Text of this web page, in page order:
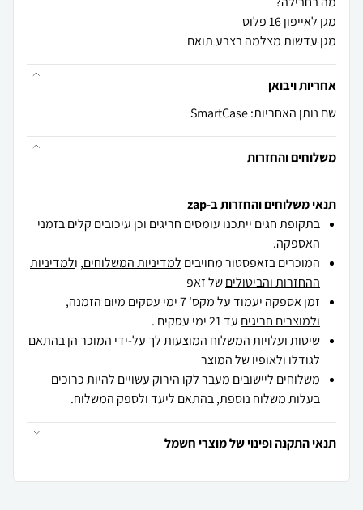
מגן עדשות מצלמה בצבע תואם
אחריות ויבואן
שם נותן האחריות: SmartCase
משלוחים והחזרות
תנאי משלוחים והחזרות ב-zap
בתקופת חגים ייתכנו עומסים חריגים וכן עיכובים קלים בזמני
האספקה.
המוכרים בזאפסטור מחויבים למדיניות המשלוחים, ולמדיניות
ההחזרות והביטוליםשל זאפ
זמן אספקה יעמוד על מקס' 7 ימי עסקים מיום הזמנה,
ולמוצרים חריגים עד 21 ימי עסקים .
שיטות ועלויות המשלוח המוצעות לך על-ידי המוכר הן בהתאם
לגודלו ולאופיו של המוצר
משלוחים ליישובים מעבר לקו הירוק עשויים להיות כרוכים
בעלות משלוח נוספת, בהתאם ליעד ולספק המשלוח.
תנאי התקנה ופינוי של מוצרי חשמל